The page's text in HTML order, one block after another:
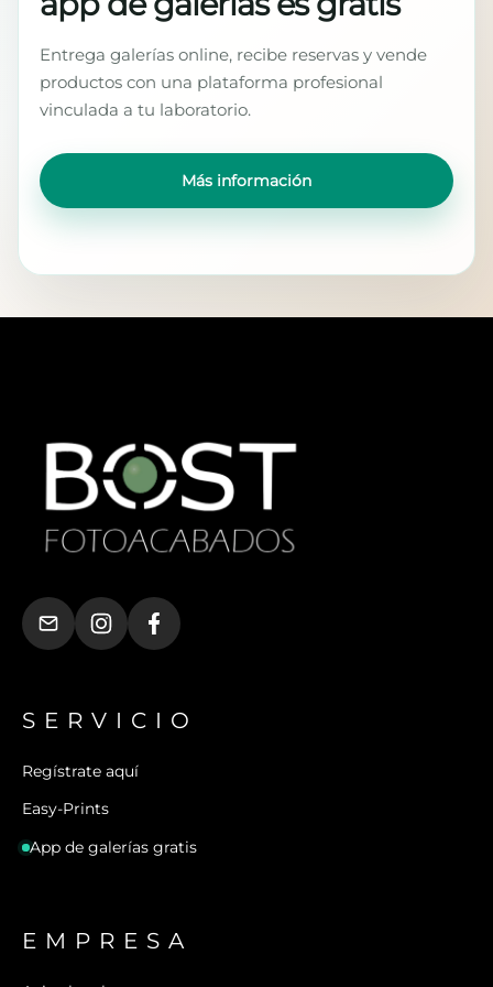
Entrega galerías online, recibe reservas y vende
productos con una plataforma profesional
vinculada a tu laboratorio.
Más información
SERVICIO
Regístrate aquí
Easy-Prints
App de galerías gratis
EMPRESA